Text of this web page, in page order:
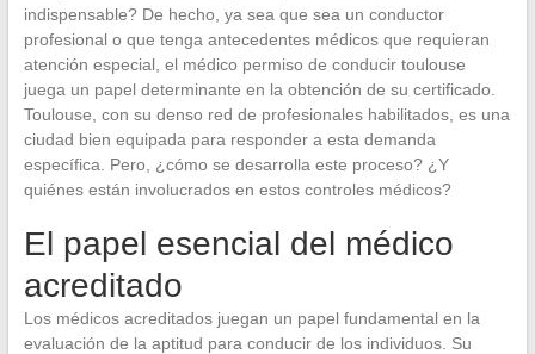
indispensable? De hecho, ya sea que sea un conductor
profesional o que tenga antecedentes médicos que requieran
atención especial, el médico permiso de conducir toulouse
juega un papel determinante en la obtención de su certificado.
Toulouse, con su denso red de profesionales habilitados, es una
ciudad bien equipada para responder a esta demanda
específica. Pero, ¿cómo se desarrolla este proceso? ¿Y
quiénes están involucrados en estos controles médicos?
El papel esencial del médico
acreditado
Los médicos acreditados juegan un papel fundamental en la
evaluación de la aptitud para conducir de los individuos. Su